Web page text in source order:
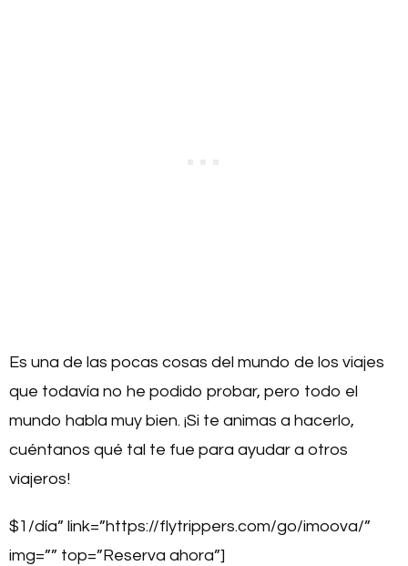
Es una de las pocas cosas del mundo de los viajes
que todavía no he podido probar, pero todo el
mundo habla muy bien. ¡Si te animas a hacerlo,
cuéntanos qué tal te fue para ayudar a otros
viajeros!
$1/día” link=”https://flytrippers.com/go/imoova/”
img=”” top=”Reserva ahora”]